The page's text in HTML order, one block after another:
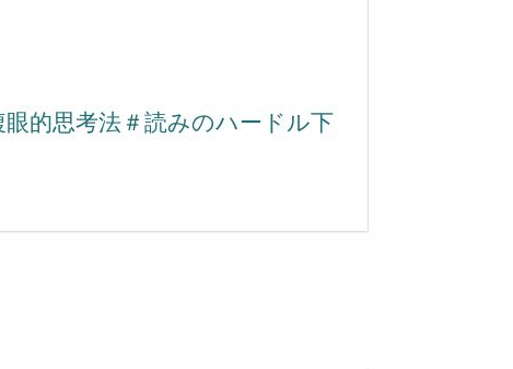
的思考法＃読みのハードル下